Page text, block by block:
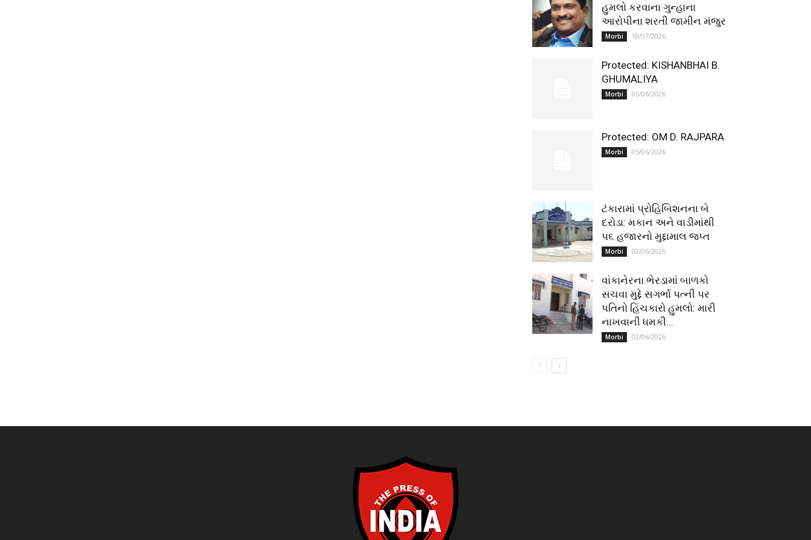
હુમલો કરવાના ગુન્હાના
આરોપીના શરતી જામીન મંજુર
Morbi 10/07/2026
Protected: KISHANBHAI B.
GHUMALIYA
Morbi 05/06/2026
Protected: OM D. RAJPARA
Morbi 05/06/2026
ટંકારામાં પ્રોહિબિશનના બે
દરોડા: મકાન અને વાડીમાંથી
૫૬ હજારનો મુદ્દામાલ જપ્ત
Morbi 02/06/2026
વાંકાનેરના ભેરડામાં બાળકો
સચવા મુદ્દે સગર્ભા પત્ની પર
પતિનો હિંચકારો હુમલો: મારી
નાખવાની ધમકી...
Morbi 02/06/2026